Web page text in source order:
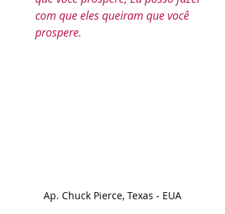
com que eles queiram que você
prospere.
Ap. Chuck Pierce, Texas - EUA